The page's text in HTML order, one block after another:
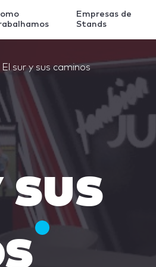
Empresas de
Stands
El sur y sus caminos
sus